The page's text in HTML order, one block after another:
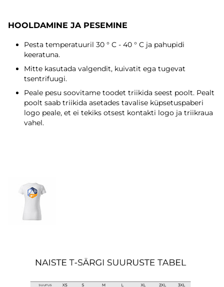
HOOLDAMINE JA PESEMINE
Pesta temperatuuril 30 ° C - 40 ° C ja pahupidi
keeratuna.
Mitte kasutada valgendit, kuivatit ega tugevat
tsentrifuugi.
Peale pesu soovitame toodet triikida seest poolt. Pealt
poolt saab triikida asetades tavalise küpsetuspaberi
logo peale, et ei tekiks otsest kontakti logo ja triikraua
vahel.